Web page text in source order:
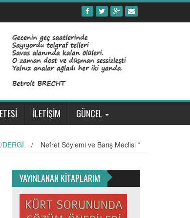
İLETİŞİM GÜNCEL
DERGİ / Nefret Söylemi ve Barış Meclisi *
YAYINLANAN KİTAPLARIM